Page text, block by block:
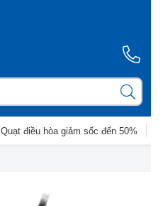
Quạt điều hòa giảm sốc đến 50%